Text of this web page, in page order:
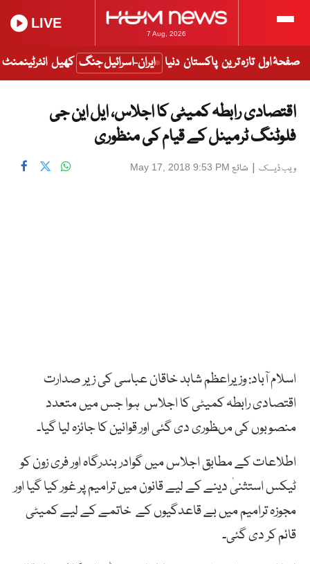
7 Aug, 2026
LIVE
صفحۂ اول تازہ ترین پاکستان دنیا ایران-اسرائیل جنگ کھیل انٹرٹینمنٹ
اقتصادی رابطہ کمیٹی کا اجلاس، ایل این جی
فلوٹنگ ٹرمینل کے قیام کی منظوری
ویب ڈیسک | شائع May 17, 2018 9:53 PM
اسلام آباد: وزیراعظم شاہد خاقان عباسی کی زیر صدارت
اقتصادی رابطہ کمیٹی کا اجلاس ہوا جس میں متعدد
منصوبوں کی مںظوری دی گئی اور قوانین کا جائزہ لیا گیا۔
اطلاعات کے مطابق اجلاس میں گوادر بندرگاہ اور فری زون کو
ٹیکس استثنیٰ دینے کے لیے قانون میں ترامیم پر غور کیا گیا اور
مجوزہ ترامیم میں بے قاعدگیوں کے خاتمے کے لیے کمیٹی
قائم کر دی گئی۔